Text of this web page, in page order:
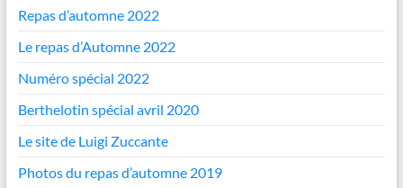
Repas d’automne 2022
Le repas d’Automne 2022
Numéro spécial 2022
Berthelotin spécial avril 2020
Le site de Luigi Zuccante
Photos du repas d’automne 2019